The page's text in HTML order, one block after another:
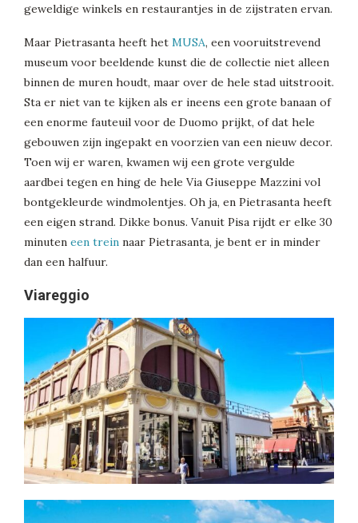
geweldige winkels en restaurantjes in de zijstraten ervan.
Maar Pietrasanta heeft het MUSA, een vooruitstrevend
museum voor beeldende kunst die de collectie niet alleen
binnen de muren houdt, maar over de hele stad uitstrooit.
Sta er niet van te kijken als er ineens een grote banaan of
een enorme fauteuil voor de Duomo prijkt, of dat hele
gebouwen zijn ingepakt en voorzien van een nieuw decor.
Toen wij er waren, kwamen wij een grote vergulde
aardbei tegen en hing de hele Via Giuseppe Mazzini vol
bontgekleurde windmolentjes. Oh ja, en Pietrasanta heeft
een eigen strand. Dikke bonus. Vanuit Pisa rijdt er elke 30
minuten een trein naar Pietrasanta, je bent er in minder
dan een halfuur.
Viareggio